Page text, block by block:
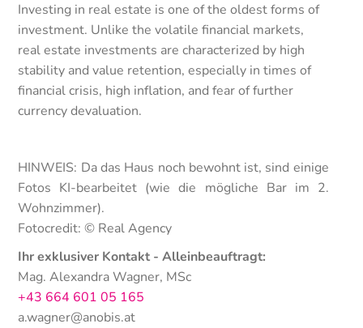
Investing in real estate is one of the oldest forms of
investment. Unlike the volatile financial markets,
real estate investments are characterized by high
stability and value retention, especially in times of
financial crisis, high inflation, and fear of further
currency devaluation.
HINWEIS: Da das Haus noch bewohnt ist, sind einige
Fotos KI-bearbeitet (wie die mögliche Bar im 2.
Wohnzimmer).
Fotocredit: © Real Agency
Ihr exklusiver Kontakt - Alleinbeauftragt:
Mag. Alexandra Wagner, MSc
+43 664 601 05 165
a.wagner@anobis.at